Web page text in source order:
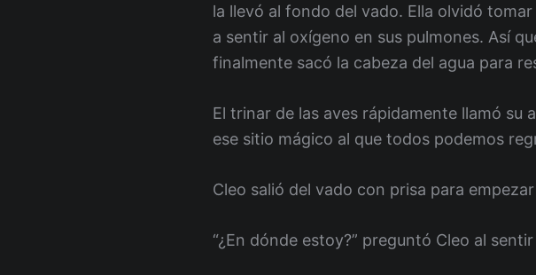
la llevó al fondo del vado. Ella olvidó
a sentir al oxígeno en sus pulmones. Así
finalmente sacó la cabeza del agua para
El trinar de las aves rápidamente llamó su
ese sitio mágico al que todos podemos
Cleo salió del vado con prisa para
“¿En dónde estoy?” preguntó Cleo al